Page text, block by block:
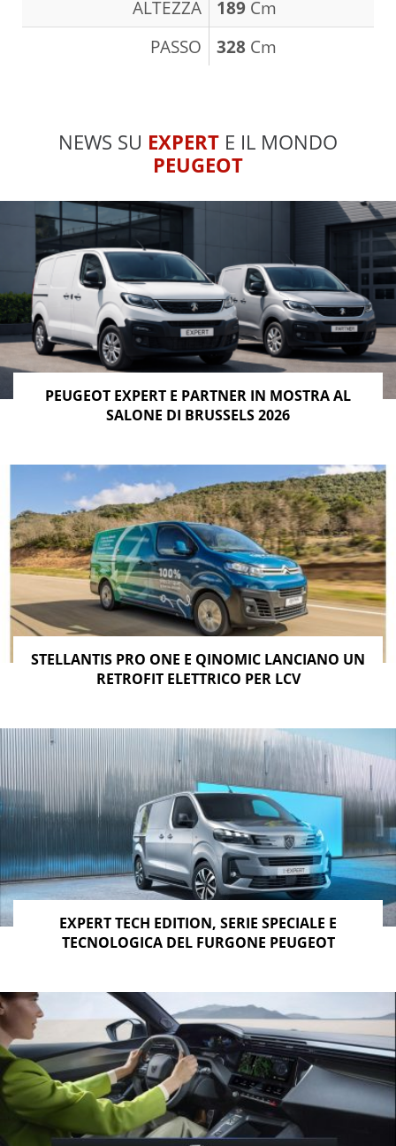
ALTEZZA 189 Cm
PASSO
328 Cm
NEWS SU EXPERT E IL MONDO
PEUGEOT
PEUGEOT EXPERT E PARTNER IN MOSTRA AL
SALONE DI BRUSSELS 2026
STELLANTIS PRO ONE E QINOMIC LANCIANO UN
RETROFIT ELETTRICO PER LCV
EXPERT TECH EDITION, SERIE SPECIALE E
TECNOLOGICA DEL FURGONE PEUGEOT